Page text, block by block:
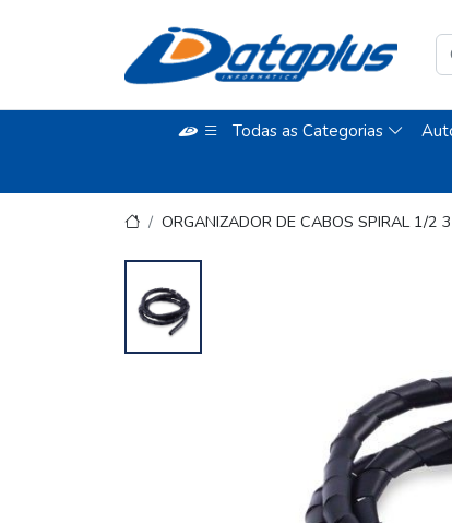
Todas as Categorias
ORGANIZADOR DE CABOS SPIRAL 1/